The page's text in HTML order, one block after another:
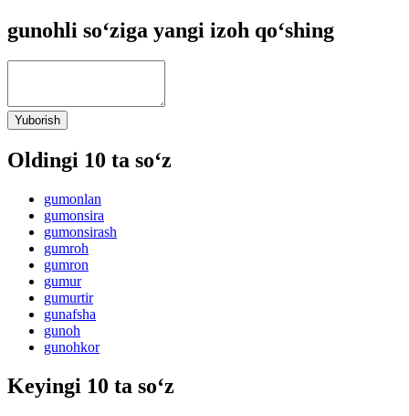
gunohli so‘ziga yangi izoh qo‘shing
Yuborish
Oldingi 10 ta so‘z
gumonlan
gumonsira
gumonsirash
gumroh
gumron
gumur
gumurtir
gunafsha
gunoh
gunohkor
Keyingi 10 ta so‘z